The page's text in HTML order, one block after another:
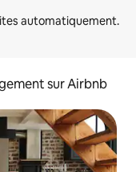
sur Airbnb